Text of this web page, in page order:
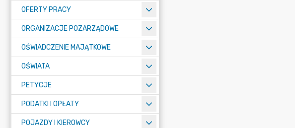
OFERTY PRACY
ORGANIZACJE POZARZĄDOWE
OŚWIADCZENIE MAJĄTKOWE
OŚWIATA
PETYCJE
PODATKI I OPŁATY
POJAZDY I KIEROWCY